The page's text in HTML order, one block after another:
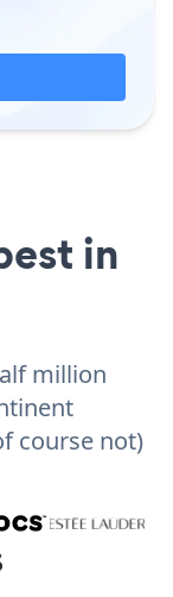
in
million
course not)